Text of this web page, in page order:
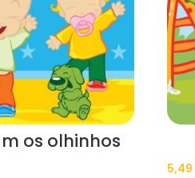
os olhinhos
5,49